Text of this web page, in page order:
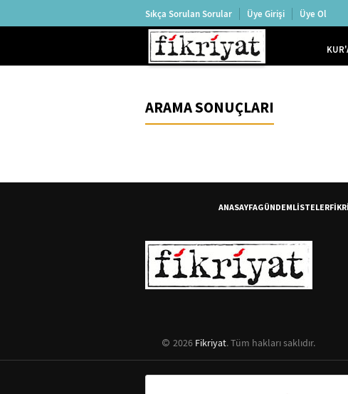
Sıkça Sorulan Sorular Üye Girişi Üye Ol
ARAMA SONUÇLARI
ANASAYFAGÜNDEMLİSTELER
2026 Fikriyat. Tüm hakları saklıdır.